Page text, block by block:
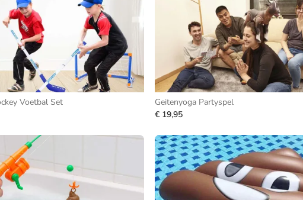
Voetbal Set
Geitenyoga Partyspel
€ 19,95